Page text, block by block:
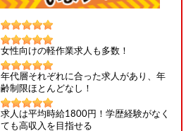
女性向けの軽作業求人も多数！
年代層それぞれに合った求人があり、年
齢制限ほとんどなし！
求人は平均時給1800円！学歴経験がなく
ても高収入を目指せる